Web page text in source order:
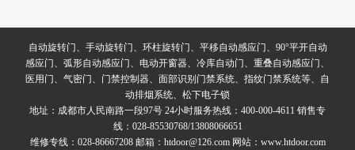
自动旋转门、手动旋转门、环柱旋转门、平移自动感应门、90°平开自动
感应门、弧形自动感应门、电动开窗器、冷库自动门、重叠自动感应门、
医用门、气密门、门禁控制器、面部识别门禁系统、指纹门禁系统等、自
动排烟系统、松下电子锁
地址：成都市人民南路一段97号 24小时服务热线：400-000-4611 销售专
线：028-85530768/13808066651
维修专线：028-86667208 邮箱：htdoor@126.com 网站：www.htdoor.com